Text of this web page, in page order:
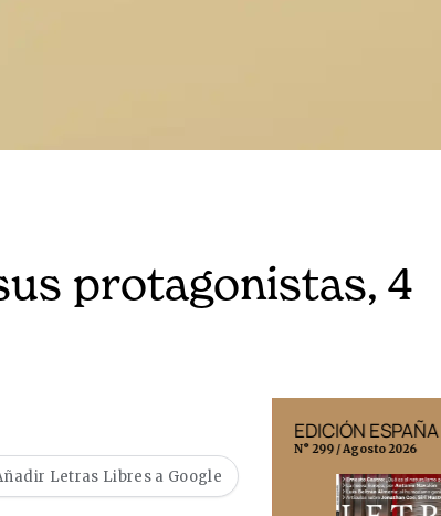
protagonistas, 4
Letras Libres a Google
EDICIÓN ESPAÑA
N° 299 / Agosto 2026